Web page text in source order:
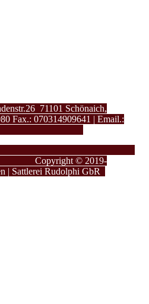
71101 Schönaich,
Fax.: 070314909641 | Email.:
© 2019-
| Sattlerei Rudolphi GbR